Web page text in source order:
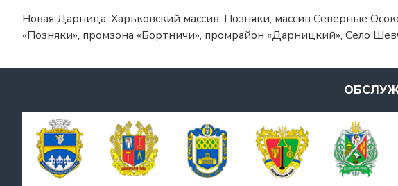
Новая Дарница, Харьковский массив, Позняки, массив Северные
«Позняки», промзона «Бортничи», промрайон «Дарницкий», Село